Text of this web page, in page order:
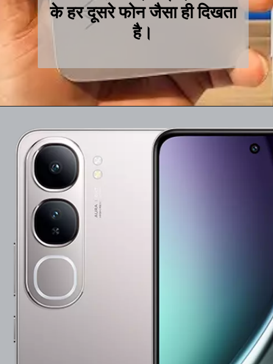
के हर दूसरे फोन जैसा ही दिखता
है।